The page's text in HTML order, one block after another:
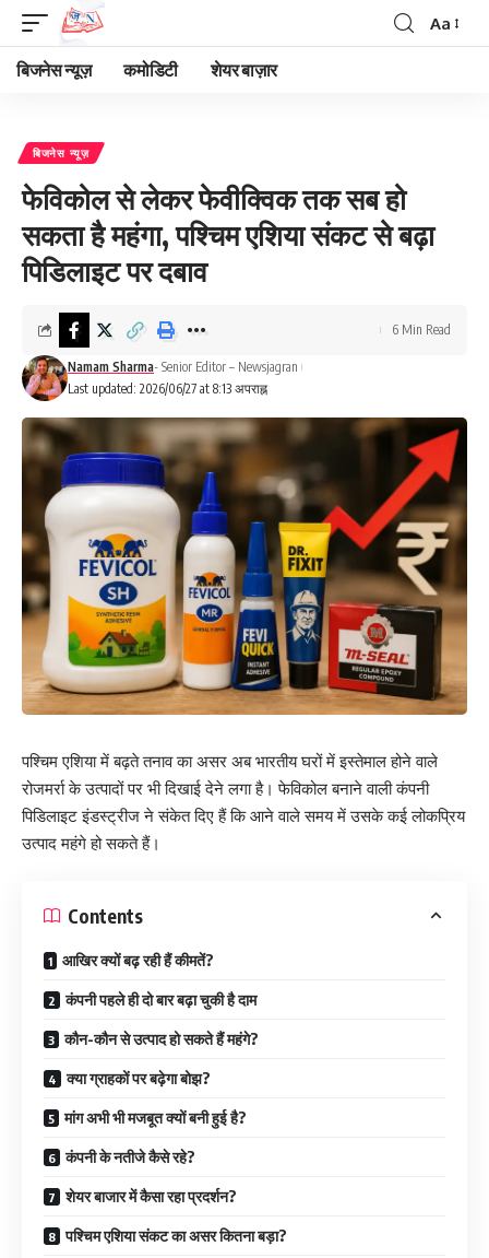
Font
Aa
बिजनेस न्यूज़ कमोडिटी शेयर बाज़ार
बिजनेस न्यूज़
फेविकोल से लेकर फेवीक्विक तक सब हो
सकता है महंगा, पश्चिम एशिया संकट से बढ़ा
पिडिलाइट पर दबाव
Last updated: 2026/06/27 at 8:13 अपराह्न
Namam Sharma- Senior Editor – Newsjagran
6 Min Read
पश्चिम एशिया में बढ़ते तनाव का असर अब भारतीय घरों में इस्तेमाल होने वाले
रोजमर्रा के उत्पादों पर भी दिखाई देने लगा है। फेविकोल बनाने वाली कंपनी
पिडिलाइट इंडस्ट्रीज ने संकेत दिए हैं कि आने वाले समय में उसके कई लोकप्रिय
उत्पाद महंगे हो सकते हैं।
Contents
आखिर क्यों बढ़ रही हैं कीमतें?
कंपनी पहले ही दो बार बढ़ा चुकी है दाम
कौन-कौन से उत्पाद हो सकते हैं महंगे?
क्या ग्राहकों पर बढ़ेगा बोझ?
मांग अभी भी मजबूत क्यों बनी हुई है?
कंपनी के नतीजे कैसे रहे?
शेयर बाजार में कैसा रहा प्रदर्शन?
पश्चिम एशिया संकट का असर कितना बड़ा?